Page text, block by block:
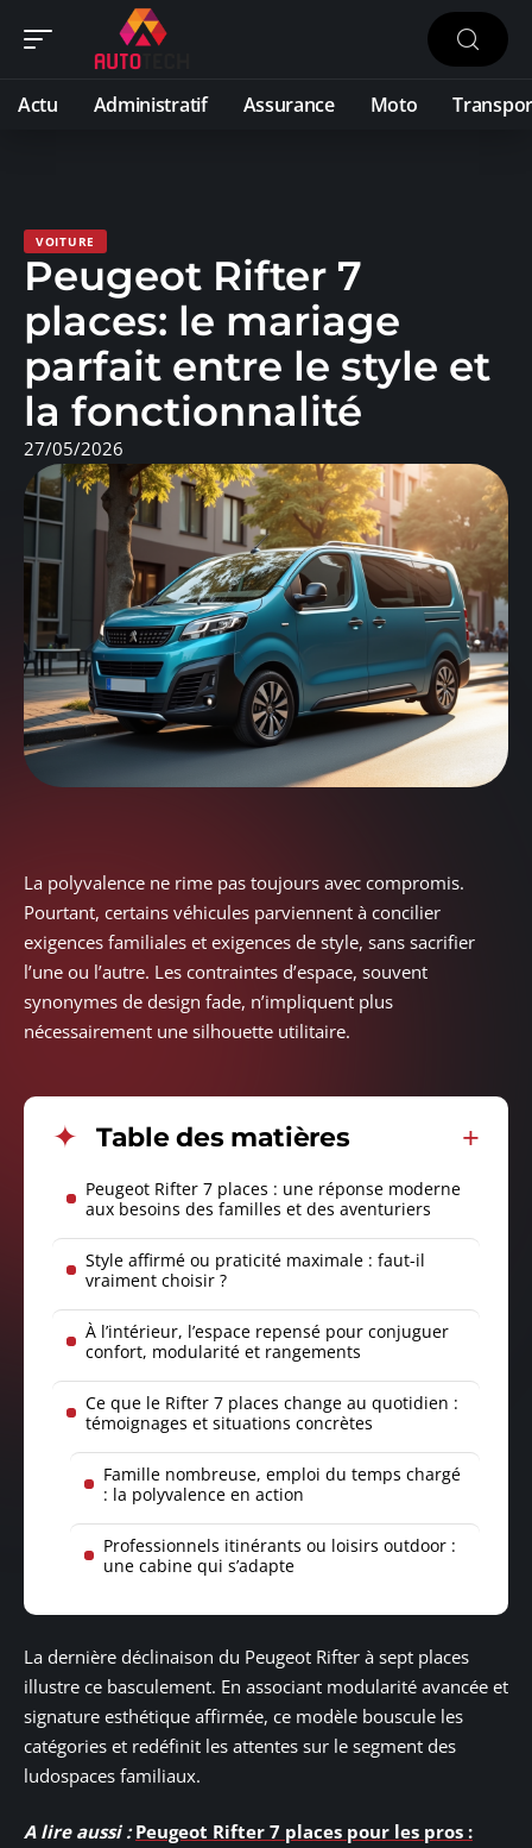
Actu Administratif Assurance Moto
VOITURE
Peugeot Rifter 7
places: le mariage
parfait entre le style et
la fonctionnalité
27/05/2026
La polyvalence ne rime pas toujours avec compromis.
Pourtant, certains véhicules parviennent à concilier
exigences familiales et exigences de style, sans sacrifier
l’une ou l’autre. Les contraintes d’espace, souvent
synonymes de design fade, n’impliquent plus
nécessairement une silhouette utilitaire.
Table des matières
Peugeot Rifter 7 places : une réponse moderne
aux besoins des familles et des aventuriers
Style affirmé ou praticité maximale : faut-il
vraiment choisir ?
À l’intérieur, l’espace repensé pour conjuguer
confort, modularité et rangements
Ce que le Rifter 7 places change au quotidien :
témoignages et situations concrètes
Famille nombreuse, emploi du temps chargé
: la polyvalence en action
Professionnels itinérants ou loisirs outdoor :
une cabine qui s’adapte
La dernière déclinaison du Peugeot Rifter à sept places
illustre ce basculement. En associant modularité avancée et
signature esthétique affirmée, ce modèle bouscule les
catégories et redéfinit les attentes sur le segment des
ludospaces familiaux.
A lire aussi : Peugeot Rifter 7 places pour les pros :